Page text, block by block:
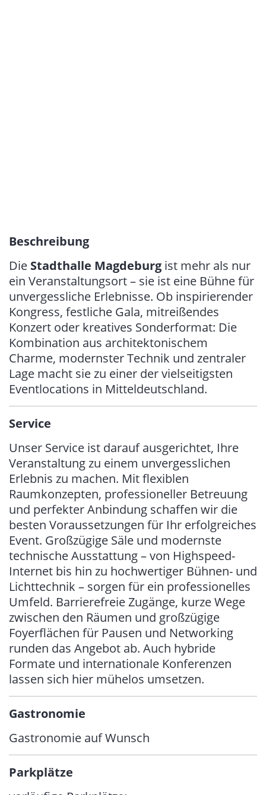
Beschreibung
Die Stadthalle Magdeburg ist mehr als nur
ein Veranstaltungsort – sie ist eine Bühne für
unvergessliche Erlebnisse. Ob inspirierender
Kongress, festliche Gala, mitreißendes
Konzert oder kreatives Sonderformat: Die
Kombination aus architektonischem
Charme, modernster Technik und zentraler
Lage macht sie zu einer der vielseitigsten
Eventlocations in Mitteldeutschland.
Service
Unser Service ist darauf ausgerichtet, Ihre
Veranstaltung zu einem unvergesslichen
Erlebnis zu machen. Mit flexiblen
Raumkonzepten, professioneller Betreuung
und perfekter Anbindung schaffen wir die
besten Voraussetzungen für Ihr erfolgreiches
Event. Großzügige Säle und modernste
technische Ausstattung – von Highspeed-
Internet bis hin zu hochwertiger Bühnen- und
Lichttechnik – sorgen für ein professionelles
Umfeld. Barrierefreie Zugänge, kurze Wege
zwischen den Räumen und großzügige
Foyerflächen für Pausen und Networking
runden das Angebot ab. Auch hybride
Formate und internationale Konferenzen
lassen sich hier mühelos umsetzen.
Gastronomie
Gastronomie auf Wunsch
Parkplätze